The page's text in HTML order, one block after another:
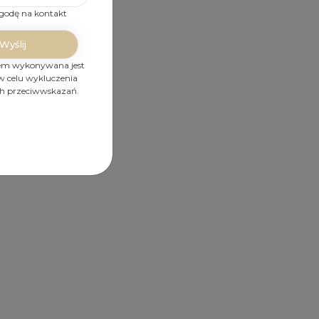
na kontakt
wykonywana jest
celu wykluczenia
przeciwwskazań.